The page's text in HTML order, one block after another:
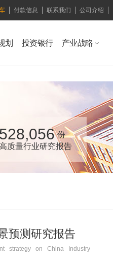
付款信息 联系我们 公司介绍
划 投资银行 产业战略
份
质量行业研究报告
预测研究报告
strategy on China Industry